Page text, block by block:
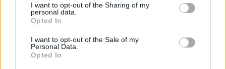
I want to opt-out of the Sharing of my
personal data.
Opted In
I want to opt-out of the Sale of my
Personal Data.
Opted In
Pasiruoškite: skelbiama, kada
planuojamas „NBA Europe“
Justė